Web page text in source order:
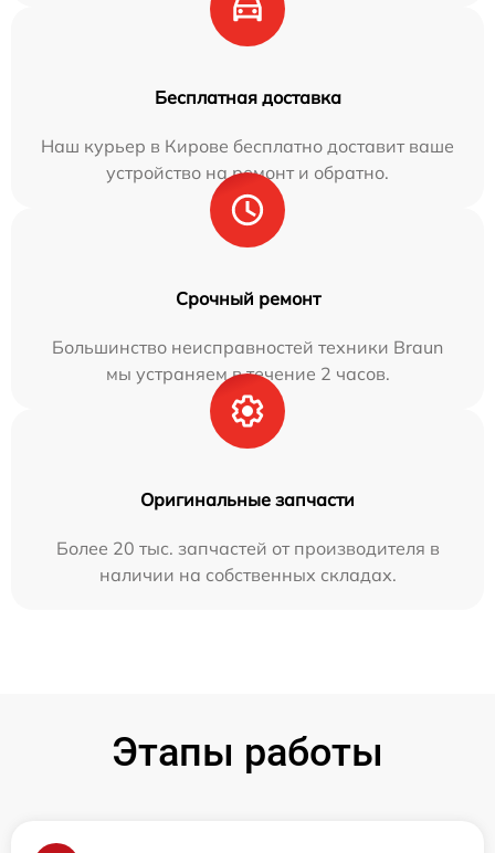
Бесплатная доставка
Наш курьер в Кирове бесплатно доставит ваше
устройство на ремонт и обратно.
Срочный ремонт
Большинство неисправностей техники Braun
мы устраняем в течение 2 часов.
Оригинальные запчасти
Более 20 тыс. запчастей от производителя в
наличии на собственных складах.
Этапы работы